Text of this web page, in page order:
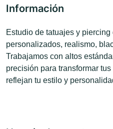
Información
Estudio de tatuajes y
personalizados, realismo,
Trabajamos con altos
precisión para transformar
reflejan tu estilo y